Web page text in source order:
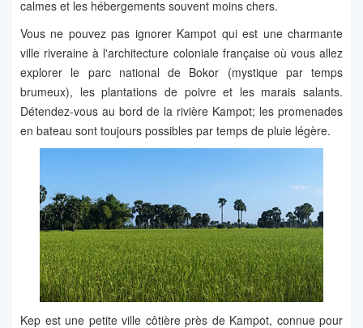
calmes et les hébergements souvent moins chers.
Vous ne pouvez pas ignorer Kampot qui est une charmante
ville riveraine à l'architecture coloniale française où vous allez
explorer le parc national de Bokor (mystique par temps
brumeux), les plantations de poivre et les marais salants.
Détendez-vous au bord de la rivière Kampot; les promenades
en bateau sont toujours possibles par temps de pluie légère.
Kep est une petite ville côtière près de Kampot, connue pour